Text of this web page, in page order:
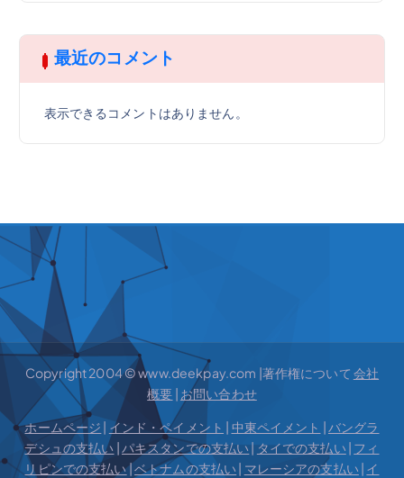
最近のコメント
表示できるコメントはありません。
Copyright 2004 © www.deekpay.com |著作権について 会社
概要 | お問い合わせ
ホームページ | インド・ペイメント | 中東ペイメント |バングラ
デシュの支払い | パキスタンでの支払い | タイでの支払い | フィ
リピンでの支払い|ベトナムの支払い | マレーシアの支払い | イ